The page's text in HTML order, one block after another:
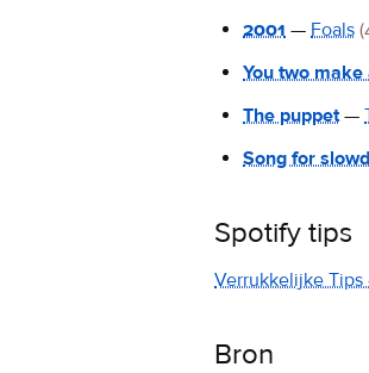
2001 — Foals
You two
The puppet—
Song for
Spotify tips
Verrukkelijke
Bron